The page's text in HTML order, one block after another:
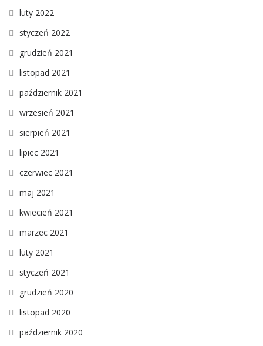
luty 2022
styczeń 2022
grudzień 2021
listopad 2021
październik 2021
wrzesień 2021
sierpień 2021
lipiec 2021
czerwiec 2021
maj 2021
kwiecień 2021
marzec 2021
luty 2021
styczeń 2021
grudzień 2020
listopad 2020
październik 2020